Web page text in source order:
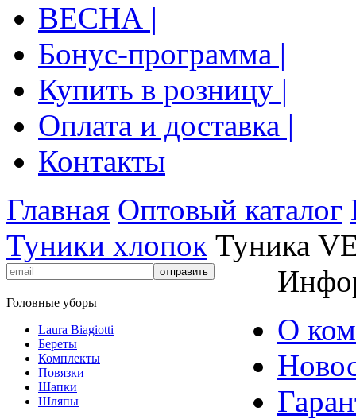
ВЕСНА |
Бонус-программа |
Купить в розницу |
Оплата и доставка |
Контакты
Главная Оптовый каталог
Туники хлопок Туника
Головные уборы
Laura Biagiotti
Береты
Комплекты
Повязки
Шапки
Шляпы
О